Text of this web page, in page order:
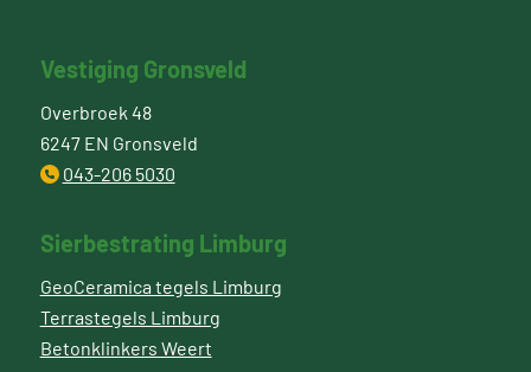
Vestiging Gronsveld
Overbroek 48
6247 EN Gronsveld
043-206 5030
Sierbestrating Limburg
GeoCeramica tegels Limburg
Terrastegels Limburg
Betonklinkers Weert